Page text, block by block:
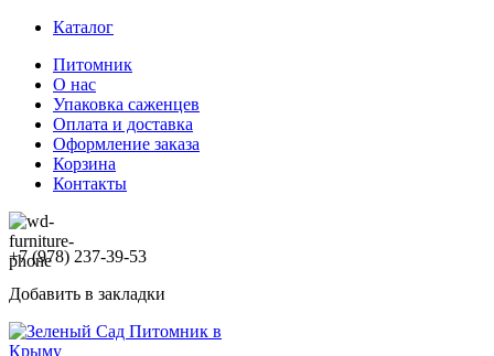
Каталог
Питомник
О нас
Упаковка саженцев
Оплата и доставка
Оформление заказа
Корзина
Контакты
+7 (978) 237-39-53
Добавить в закладки